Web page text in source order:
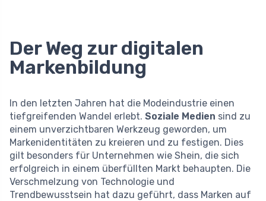
Der Weg zur digitalen
Markenbildung
In den letzten Jahren hat die Modeindustrie einen
tiefgreifenden Wandel erlebt. Soziale Medien sind zu
einem unverzichtbaren Werkzeug geworden, um
Markenidentitäten zu kreieren und zu festigen. Dies
gilt besonders für Unternehmen wie Shein, die sich
erfolgreich in einem überfüllten Markt behaupten. Die
Verschmelzung von Technologie und
Trendbewusstsein hat dazu geführt, dass Marken auf